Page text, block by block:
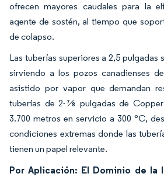
ofrecen mayores caudales para la
agente de sostén, al tiempo que
de colapso.
Las tuberías superiores a 2,5 pulgadas
sirviendo a los pozos canadienses
asistido por vapor que demandan
tuberías de 2-⅞ pulgadas de
3.700 metros en servicio a 300 °C,
condiciones extremas donde las
tienen un papel relevante.
Por Aplicación: El Dominio de la